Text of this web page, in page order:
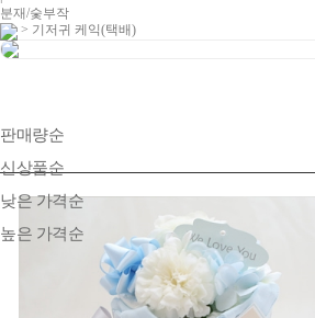
분재/숯부작
> 기저귀 케익(택배)
판매량순
신상품순
낮은 가격순
높은 가격순